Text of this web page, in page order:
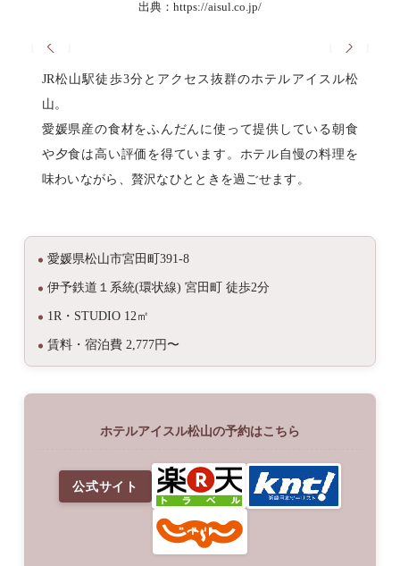
出典：https://aisul.co.jp/
JR松山駅徒歩3分とアクセス抜群のホテルアイスル松
山。
愛媛県産の食材をふんだんに使って提供している朝食
や夕食は高い評価を得ています。ホテル自慢の料理を
味わいながら、贅沢なひとときを過ごせます。
愛媛県松山市宮田町391-8
伊予鉄道１系統(環状線) 宮田町 徒歩2分
1R・STUDIO 12㎡
賃料・宿泊費 2,777円〜
ホテルアイスル松山の予約はこちら
公式サイト